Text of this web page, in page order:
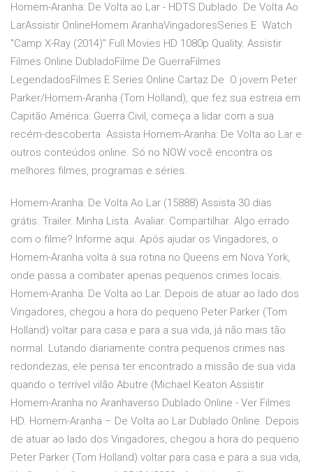
Homem-Aranha: De Volta ao Lar - HDTS Dublado. De Volta Ao
LarAssistir OnlineHomem AranhaVingadoresSeries E Watch
"Camp X-Ray (2014)" Full Movies HD 1080p Quality. Assistir
Filmes Online DubladoFilme De GuerraFilmes
LegendadosFilmes E Series Online Cartaz De O jovem Peter
Parker/Homem-Aranha (Tom Holland), que fez sua estreia em
Capitão América: Guerra Civil, começa a lidar com a sua
recém-descoberta Assista Homem-Aranha: De Volta ao Lar e
outros conteúdos online. Só no NOW você encontra os
melhores filmes, programas e séries.
Homem-Aranha: De Volta Ao Lar (15888) Assista 30 dias
grátis. Trailer. Minha Lista. Avaliar. Compartilhar. Algo errado
com o filme? Informe aqui. Após ajudar os Vingadores, o
Homem-Aranha volta à sua rotina no Queens em Nova York,
onde passa a combater apenas pequenos crimes locais.
Homem-Aranha: De Volta ao Lar. Depois de atuar ao lado dos
Vingadores, chegou a hora do pequeno Peter Parker (Tom
Holland) voltar para casa e para a sua vida, já não mais tão
normal. Lutando diariamente contra pequenos crimes nas
redondezas, ele pensa ter encontrado a missão de sua vida
quando o terrível vilão Abutre (Michael Keaton Assistir
Homem-Aranha no Aranhaverso Dublado Online - Ver Filmes
HD. Homem-Aranha – De Volta ao Lar Dublado Online. Depois
de atuar ao lado dos Vingadores, chegou a hora do pequeno
Peter Parker (Tom Holland) voltar para casa e para a sua vida,